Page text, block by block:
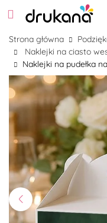
Strona główna
Naklejki na ciasto
Naklejki na pudełka